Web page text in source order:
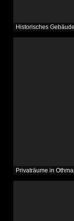
Historisches
Privaträume in